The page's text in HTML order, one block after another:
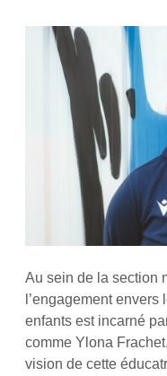
Au sein de la section
l’engagement
enfants est incarné
comme Ylona
vision de cette